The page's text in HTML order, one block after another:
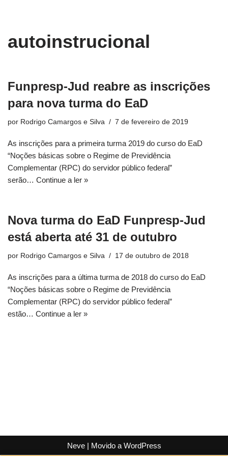
para
autoinstrucional
Funpresp-Jud reabre as inscrições
para nova turma do EaD
por Rodrigo Camargos e Silva 7 de fevereiro de 2019
As inscrições para a primeira turma 2019 do curso do EaD
“Noções básicas sobre o Regime de Previdência
Complementar (RPC) do servidor público federal”
serão… Continue a ler »
Nova turma do EaD Funpresp-Jud
está aberta até 31 de outubro
por Rodrigo Camargos e Silva 17 de outubro de 2018
As inscrições para a última turma de 2018 do curso do EaD
“Noções básicas sobre o Regime de Previdência
Complementar (RPC) do servidor público federal”
estão… Continue a ler »
Neve| Movido a WordPress